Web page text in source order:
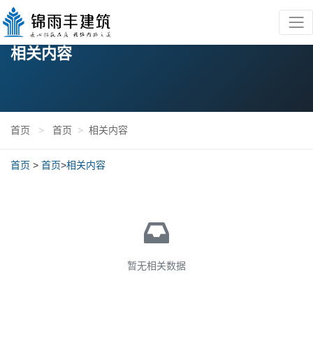
相关内容
首页 > 首页 > 相关内容
首页 > 首页>相关内容
暂无相关数据